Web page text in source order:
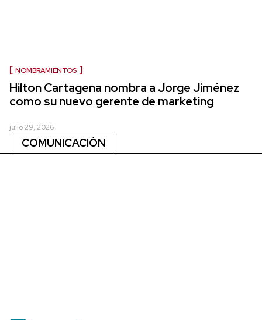
NOMBRAMIENTOS
Hilton Cartagena nombra a Jorge Jiménez
como su nuevo gerente de marketing
julio 29, 2026
COMUNICACIÓN